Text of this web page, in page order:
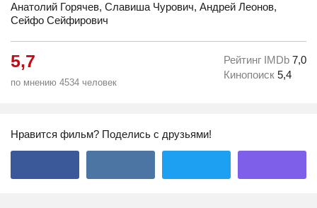
Анатолий Горячев, Славиша Чурович, Андрей Леонов,
Сейфо Сейфирович
5,7
по мнению 4534 человек
Рейтинг IMDb 7,0
Кинопоиск 5,4
Нравится фильм? Поделись с друзьями!